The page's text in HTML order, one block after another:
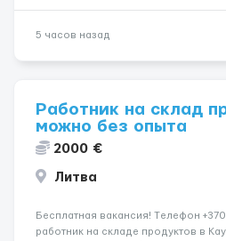
5 часов назад
Работник на склад
можно без опыта
2000 €
Литва
Бесплатная вакансия! Tелефон
работник на складе продуктов в